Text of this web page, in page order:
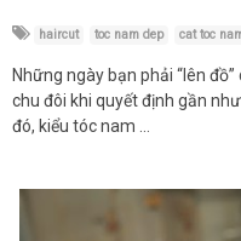
haircut toc nam dep cat toc
Những ngày bạn phải “lên
chu đôi khi quyết định gần
đó, kiểu tóc nam …